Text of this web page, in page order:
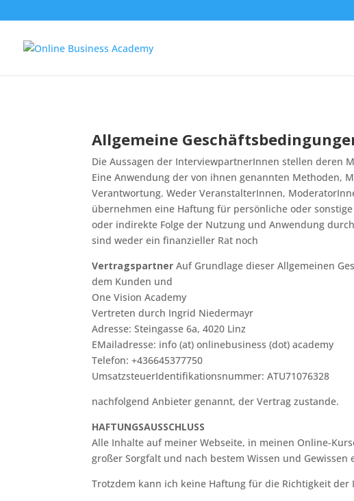
Allgemeine
Die Aussagen der InterviewpartnerInnen stellen deren
Eine Anwendung der von ihnen genannten Methoden,
Verantwortung. Weder VeranstalterInnen,
übernehmen eine Haftung für persönliche oder
oder indirekte Folge der Nutzung und Anwendung
sind weder ein finanzieller Rat noch
Vertragspartner Auf Grundlage dieser Allgemeinen
dem Kunden und
One Vision Academy
Vertreten durch Ingrid Niedermayr
Adresse: Steingasse 6a, 4020 Linz
EMailadresse: info (at) onlinebusiness (dot) academy
Telefon: +436645377750
UmsatzsteuerIdentifikationsnummer:ATU71076328
nachfolgend Anbieter genannt, der Vertrag zustande.
HAFTUNGSAUSSCHLUSS
Alle Inhalte auf meiner Webseite, in meinen Online-
großer Sorgfalt und nach bestem Wissen und Gewissen
Trotzdem kann ich keine Haftung für die Richtigkeit